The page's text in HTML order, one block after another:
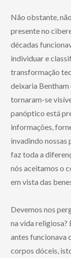
Não obstante,
presente no
décadas
individuar e
transformação
deixaria Bentham
tornaram-se
panóptico está
informações,
invadindo nossas
faz toda a
nós aceitamos o
em vista das
Devemos nos
na vida religiosa?
antes funcionava
corpos dóceis,